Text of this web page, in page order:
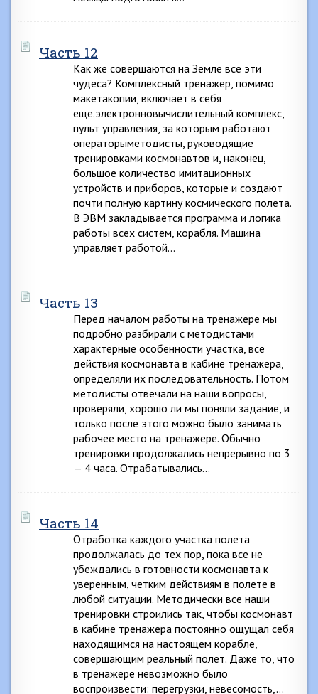
Часть 12
Как же совершаются на Земле все эти
чудеса? Комплексный тренажер, помимо
макетакопии, включает в себя
еще.электронновычислительный комплекс,
пульт управления, за которым работают
операторыметодисты, руководящие
тренировками космонавтов и, наконец,
большое количество имитационных
устройств и приборов, которые и создают
почти полную картину космического полета.
В ЭВМ закладывается программа и логика
работы всех систем, корабля. Машина
управляет работой…
Часть 13
Перед началом работы на тренажере мы
подробно разбирали с методистами
характерные особенности участка, все
действия космонавта в кабине тренажера,
определяли их последовательность. Потом
методисты отвечали на наши вопросы,
проверяли, хорошо ли мы поняли задание, и
только после этого можно было занимать
рабочее место на тренажере. Обычно
тренировки продолжались непрерывно по 3
— 4 часа. Отрабатывались…
Часть 14
Отработка каждого участка полета
продолжалась до тех пор, пока все не
убеждались в готовности космонавта к
уверенным, четким действиям в полете в
любой ситуации. Методически все наши
тренировки строились так, чтобы космонавт
в кабине тренажера постоянно ощущал себя
находящимся на настоящем корабле,
совершающим реальный полет. Даже то, что
в тренажере невозможно было
воспроизвести: перегрузки, невесомость,…